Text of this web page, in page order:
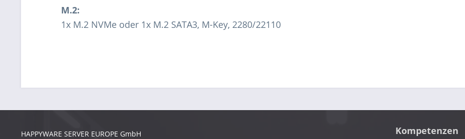
M.2:
1x M.2 NVMe oder 1x M.2 SATA3, M-Key, 2280/22110
HAPPYWARE SERVER EUROPE GmbH Kompetenzen